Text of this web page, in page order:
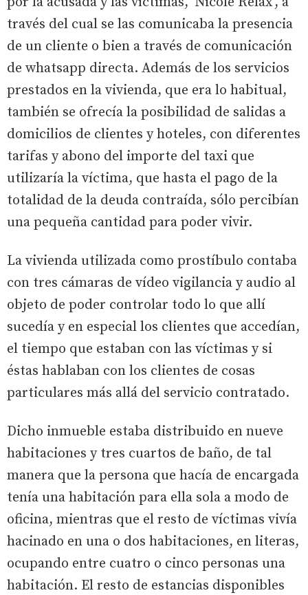
través del cual se las comunicaba la presencia
de un cliente o bien a través de comunicación
de whatsapp directa. Además de los servicios
prestados en la vivienda, que era lo habitual,
también se ofrecía la posibilidad de salidas a
domicilios de clientes y hoteles, con diferentes
tarifas y abono del importe del taxi que
utilizaría la víctima, que hasta el pago de la
totalidad de la deuda contraída, sólo percibían
una pequeña cantidad para poder vivir.
La vivienda utilizada como prostíbulo contaba
con tres cámaras de vídeo vigilancia y audio al
objeto de poder controlar todo lo que allí
sucedía y en especial los clientes que accedían,
el tiempo que estaban con las víctimas y si
éstas hablaban con los clientes de cosas
particulares más allá del servicio contratado.
Dicho inmueble estaba distribuido en nueve
habitaciones y tres cuartos de baño, de tal
manera que la persona que hacía de encargada
tenía una habitación para ella sola a modo de
oficina, mientras que el resto de víctimas vivía
hacinado en una o dos habitaciones, en literas,
ocupando entre cuatro o cinco personas una
habitación. El resto de estancias disponibles